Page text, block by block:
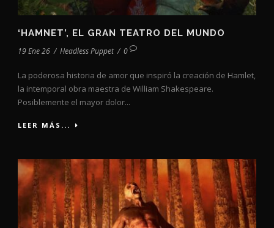
‘HAMNET’, EL GRAN TEATRO DEL MUNDO
19 Ene 26 / Headless Puppet / 0
La poderosa historia de amor que inspiró la creación de Hamlet,
la intemporal obra maestra de William Shakespeare.
Posiblemente el mayor dolor...
LEER MÁS...